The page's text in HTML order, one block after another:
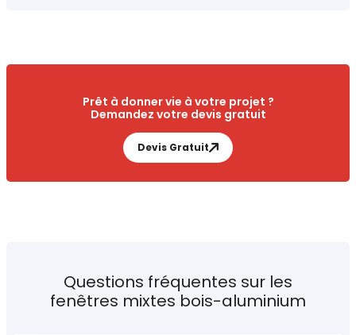
Prêt à donner vie à votre projet ?
Demandez votre devis gratuit
Devis Gratuit
Questions fréquentes sur les
fenêtres mixtes bois-aluminium